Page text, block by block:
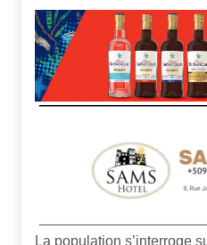
La population s’interroge